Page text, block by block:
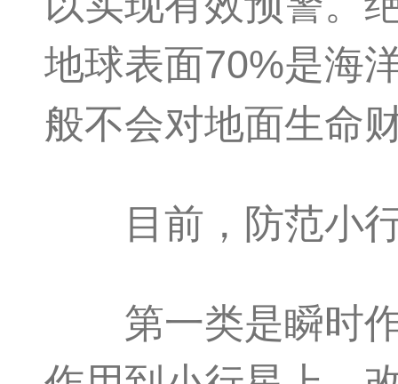
地球表面70%是海
般不会对地面生命
目前，防范小行
第一类是瞬时作